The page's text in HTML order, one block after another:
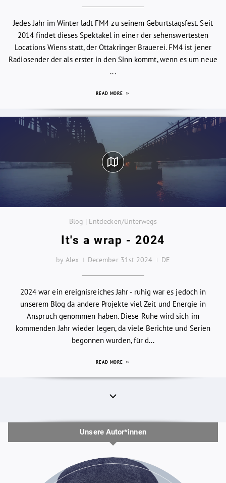
Jedes Jahr im Winter lädt FM4 zu seinem Geburtstagsfest. Seit
2014 findet dieses Spektakel in einer der sehenswertesten
Locations Wiens statt, der Ottakringer Brauerei. FM4 ist jener
Radiosender der als erster in den Sinn kommt, wenn es um neue
...
READ MORE
Blog | Entdecken/Unterwegs
It's a wrap - 2024
by Alex December 31st 2024 DE
2024 war ein ereignisreiches Jahr - ruhig war es jedoch in
unserem Blog da andere Projekte viel Zeit und Energie in
Anspruch genommen haben. Diese Ruhe wird sich im
kommenden Jahr wieder legen, da viele Berichte und Serien
begonnen wurden, für d...
READ MORE
Unsere Autor*innen